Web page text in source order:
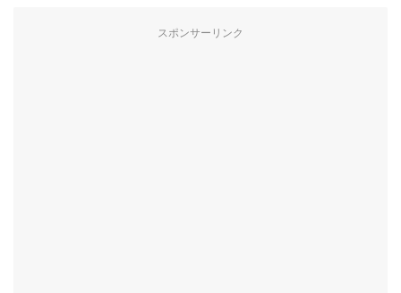
スポンサーリンク